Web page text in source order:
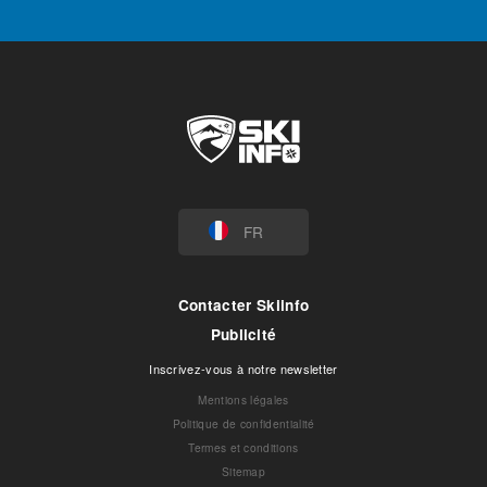
FR
Contacter Skiinfo
Publicité
Inscrivez-vous à notre newsletter
Mentions légales
Politique de confidentialité
Termes et conditions
Sitemap